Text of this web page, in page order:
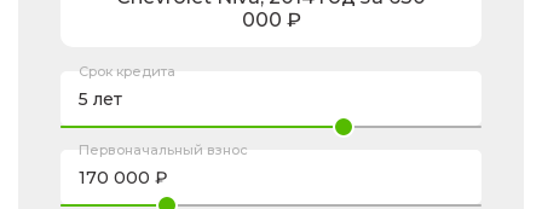
000 ₽
Срок кредита
Первоначальный взнос